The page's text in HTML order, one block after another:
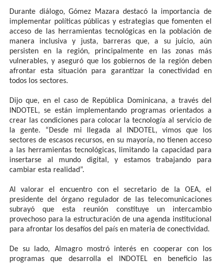
Durante diálogo, Gómez Mazara destacó la importancia de
implementar políticas públicas y estrategias que fomenten el
acceso de las herramientas tecnológicas en la población de
manera inclusiva y justa, barreras que, a su juicio, aún
persisten en la región, principalmente en las zonas más
vulnerables, y aseguró que los gobiernos de la región deben
afrontar esta situación para garantizar la conectividad en
todos los sectores.
Dijo que, en el caso de República Dominicana, a través del
INDOTEL, se están implementando programas orientados a
crear las condiciones para colocar la tecnología al servicio de
la gente. “Desde mi llegada al INDOTEL, vimos que los
sectores de escasos recursos, en su mayoría, no tienen acceso
a las herramientas tecnológicas, limitando la capacidad para
insertarse al mundo digital, y estamos trabajando para
cambiar esta realidad”.
Al valorar el encuentro con el secretario de la OEA, el
presidente del órgano regulador de las telecomunicaciones
subrayó que esta reunión constituye un intercambio
provechoso para la estructuración de una agenda institucional
para afrontar los desafíos del país en materia de conectividad.
De su lado, Almagro mostró interés en cooperar con los
programas que desarrolla el INDOTEL en beneficio las